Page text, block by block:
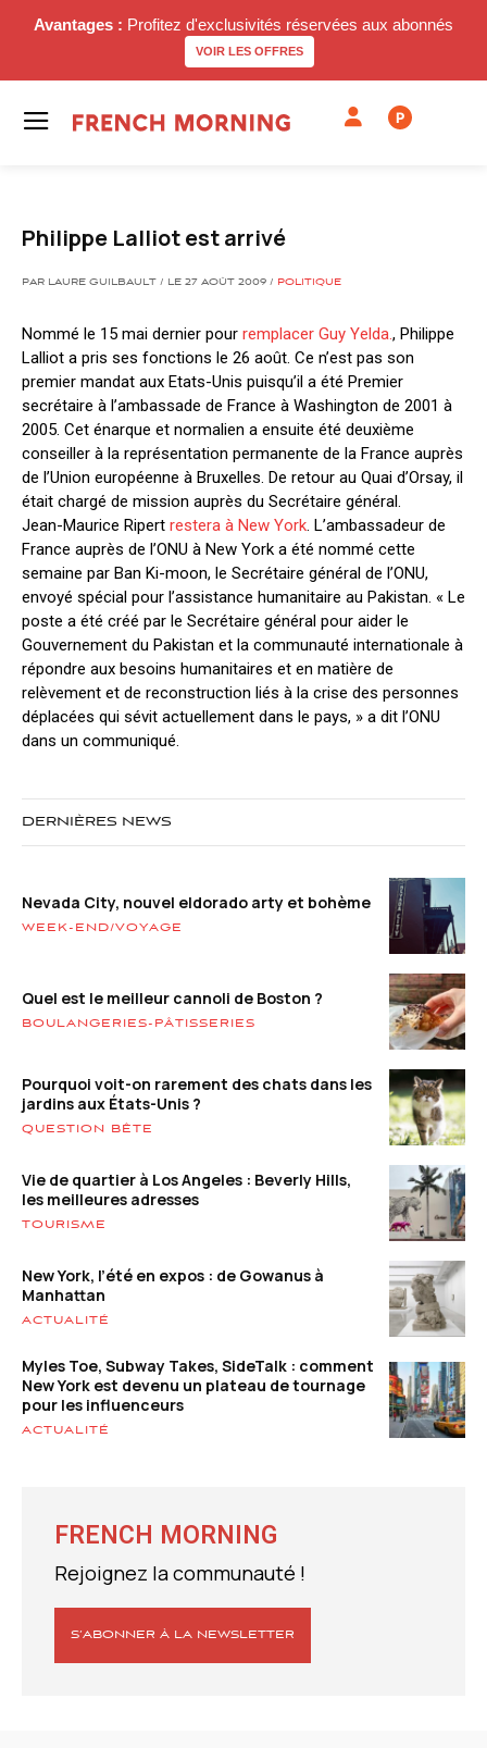
Avantages : Profitez d'exclusivités réservées aux abonnés
VOIR LES OFFRES
P
Philippe Lalliot est arrivé
PAR LAURE GUILBAULT / LE 27 AOÛT 2009 / POLITIQUE
Nommé le 15 mai dernier pour remplacer Guy Yelda., Philippe
Lalliot a pris ses fonctions le 26 août. Ce n’est pas son
premier mandat aux Etats-Unis puisqu’il a été Premier
secrétaire à l’ambassade de France à Washington de 2001 à
2005. Cet énarque et normalien a ensuite été deuxième
conseiller à la représentation permanente de la France auprès
de l’Union européenne à Bruxelles. De retour au Quai d’Orsay, il
était chargé de mission auprès du Secrétaire général.
Jean-Maurice Ripert restera à New York. L’ambassadeur de
France auprès de l’ONU à New York a été nommé cette
semaine par Ban Ki-moon, le Secrétaire général de l’ONU,
envoyé spécial pour l’assistance humanitaire au Pakistan. « Le
poste a été créé par le Secrétaire général pour aider le
Gouvernement du Pakistan et la communauté internationale à
répondre aux besoins humanitaires et en matière de
relèvement et de reconstruction liés à la crise des personnes
déplacées qui sévit actuellement dans le pays, » a dit l’ONU
dans un communiqué.
DERNIÈRES NEWS
Nevada City, nouvel eldorado arty et bohème
WEEK-END/VOYAGE
Quel est le meilleur cannoli de Boston ?
BOULANGERIES-PÂTISSERIES
Pourquoi voit-on rarement des chats dans les
jardins aux États-Unis ?
QUESTION BÊTE
Vie de quartier à Los Angeles : Beverly Hills,
les meilleures adresses
TOURISME
New York, l’été en expos : de Gowanus à
Manhattan
ACTUALITÉ
Myles Toe, Subway Takes, SideTalk : comment
New York est devenu un plateau de tournage
pour les influenceurs
ACTUALITÉ
FRENCH MORNING
Rejoignez la communauté !
S’ABONNER À LA NEWSLETTER